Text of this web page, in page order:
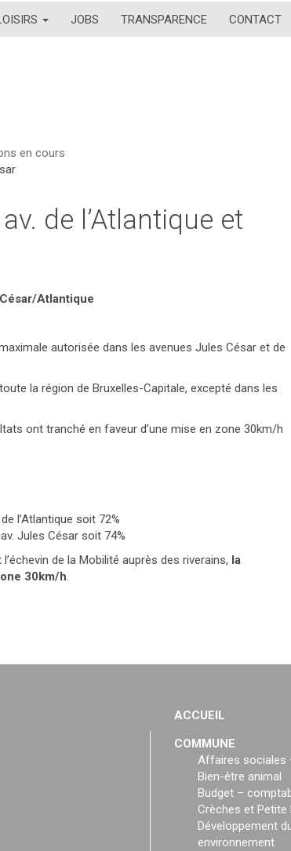
JOBS TRANSPARENCE CONTACT
en cours
de l’Atlantique et
Atlantique
autorisée dans les avenues Jules César et de
la région de Bruxelles-Capitale, excepté dans les
ont tranché en faveur d’une mise en zone 30km/h
l’Atlantique soit 72%
Jules César soit 74%
de la Mobilité auprès des riverains, la
30km/h.
ACCUEIL
COMMUNE
Affaires sociales
Bien-être animal
Budget –
Crèches et Petite
Développement
environnement